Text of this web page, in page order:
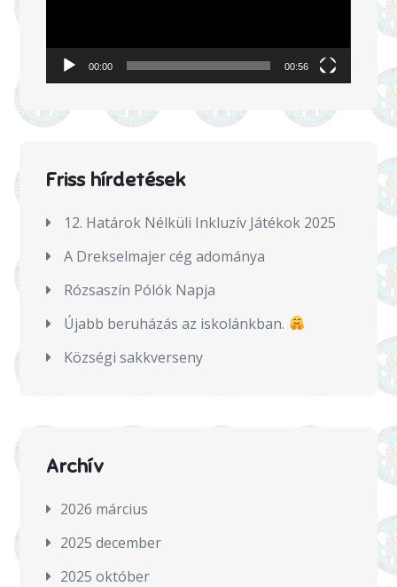
00:00 00:56
Friss hírdetések
12. Határok Nélküli Inkluzív Játékok 2025
А Drekselmajer cég аdományа
Rózsaszín Pólók Napja
Újabb beruházás az iskolánkban.
Községi sakkverseny
Archív
2026 március
2025 december
2025 október